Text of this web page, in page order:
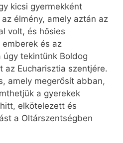
kicsi gyermekként
élmény, amely aztán az
volt, és hősies
és az
úgy tekintünk Boldog
az Eucharisztia szentjére.
amely megerősít abban,
a gyerekek
elkötelezett és
a Oltárszentségben